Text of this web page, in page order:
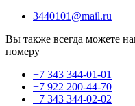
3440101@mail.ru
Вы также всегда можете
номеру
+7 343 344-01-01
+7 922 200-44-70
+7 343 344-02-02